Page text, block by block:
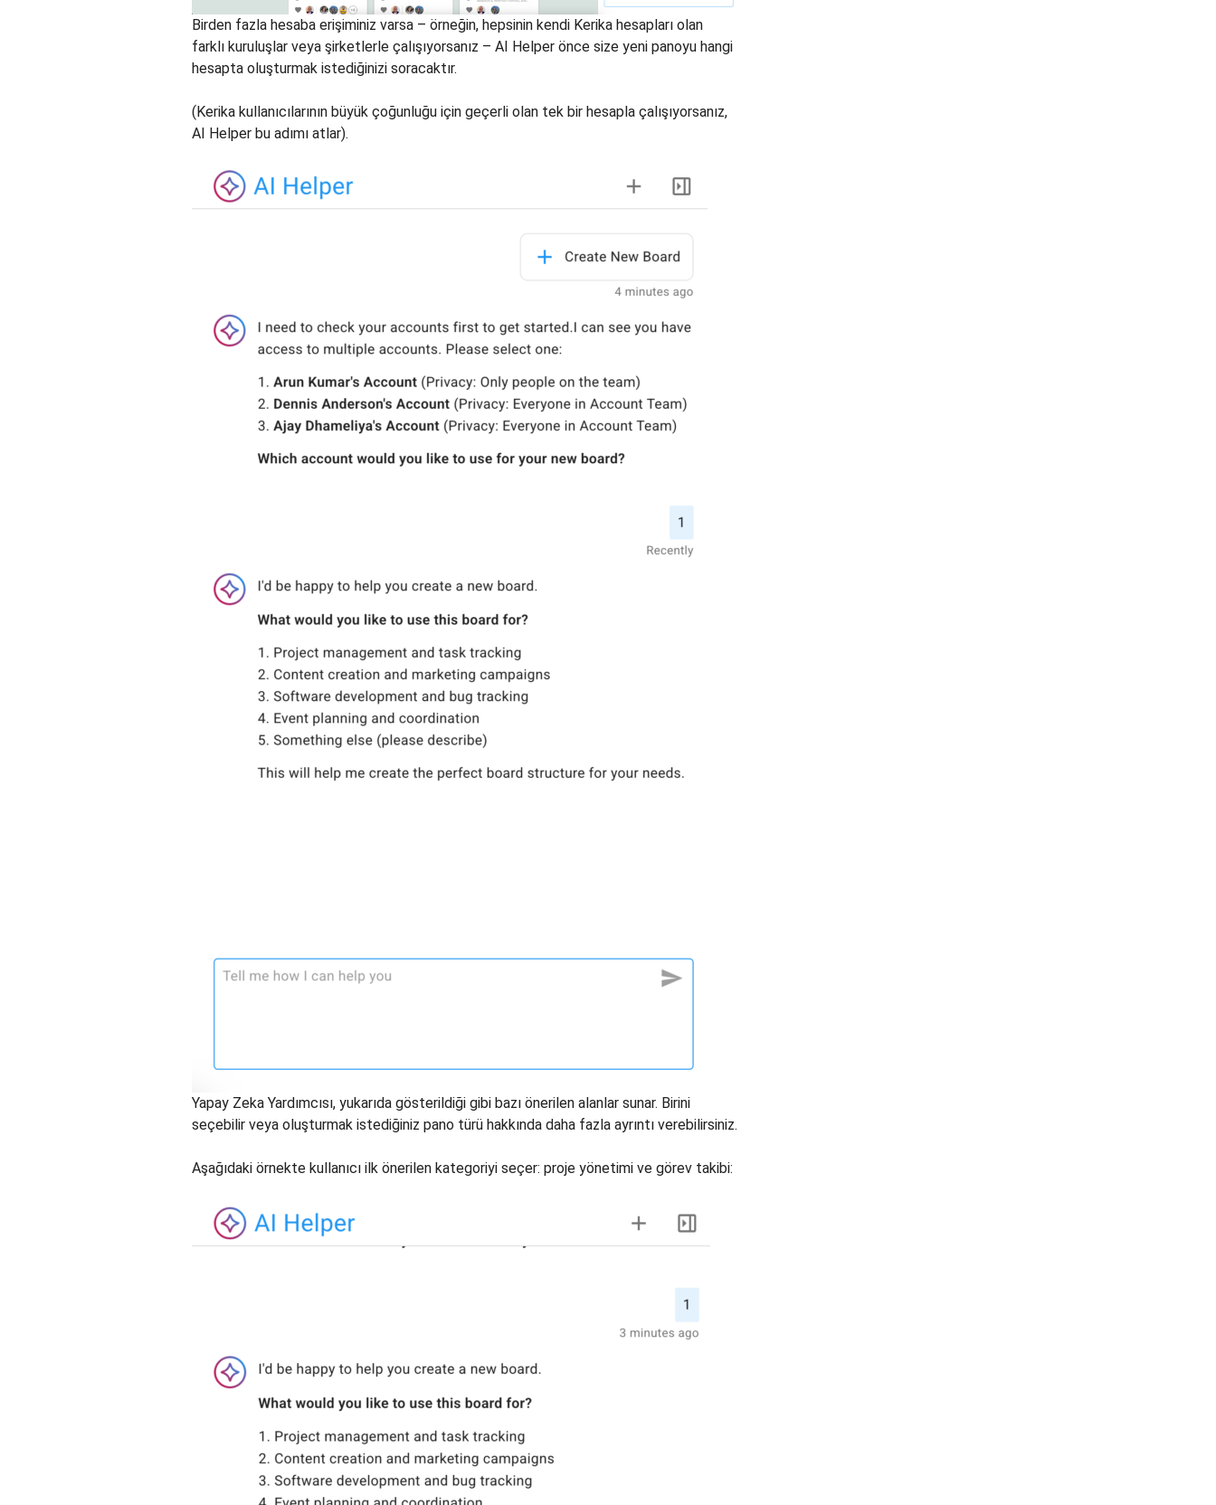
Birden fazla hesaba erişiminiz varsa – örneğin, hepsinin kendi Kerika hesapları olan
farklı kuruluşlar veya şirketlerle çalışıyorsanız – AI Helper önce size yeni panoyu hangi
hesapta oluşturmak istediğinizi soracaktır.
(Kerika kullanıcılarının büyük çoğunluğu için geçerli olan tek bir hesapla çalışıyorsanız,
AI Helper bu adımı atlar).
Yapay Zeka Yardımcısı, yukarıda gösterildiği gibi bazı önerilen alanlar sunar. Birini
seçebilir veya oluşturmak istediğiniz pano türü hakkında daha fazla ayrıntı verebilirsiniz.
Aşağıdaki örnekte kullanıcı ilk önerilen kategoriyi seçer: proje yönetimi ve görev takibi: